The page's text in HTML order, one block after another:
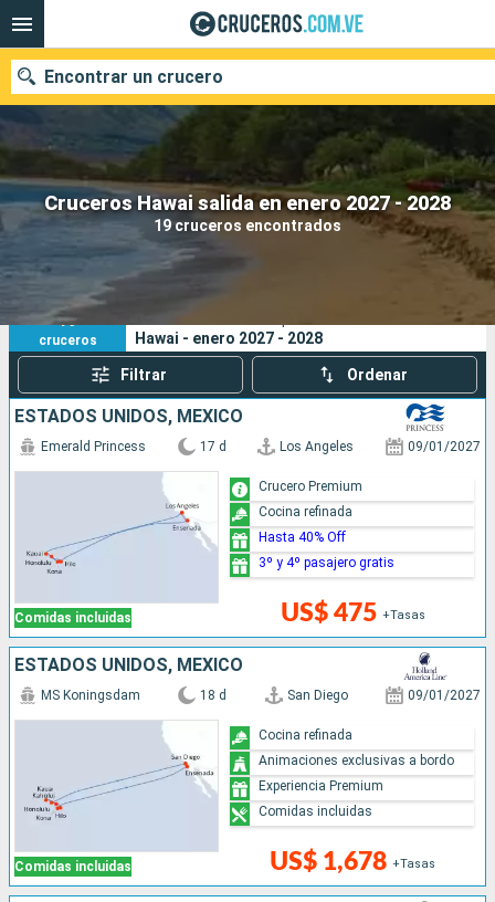
Cruceros Hawai salida en enero 2027 - 2028
19 cruceros encontrados
Encontrar un crucero
Nuestros destinos
Fecha de salida
Puertos
Buscar
19
cruceros
Hawai - enero 2027 - 2028
Filtrar Ordenar
ESTADOS UNIDOS, MÉXICO
Comidas incluidas
Emerald Princess 17 d Los Angeles 09/01/2027
US$ 475 +Tasas
Crucero Premium
Cocina refinada
Hasta 40% Off
3º y 4º pasajero gratis
ESTADOS UNIDOS, MÉXICO
Comidas incluidas
MS Koningsdam 18 d San Diego 09/01/2027
US$ 1,678 +Tasas
Cocina refinada
Animaciones exclusivas a bordo
Experiencia Premium
Comidas incluidas